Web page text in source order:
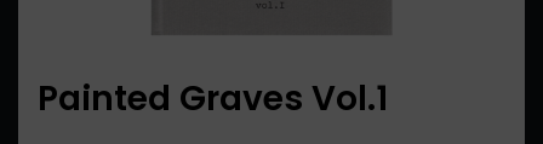
Painted Graves Vol.1